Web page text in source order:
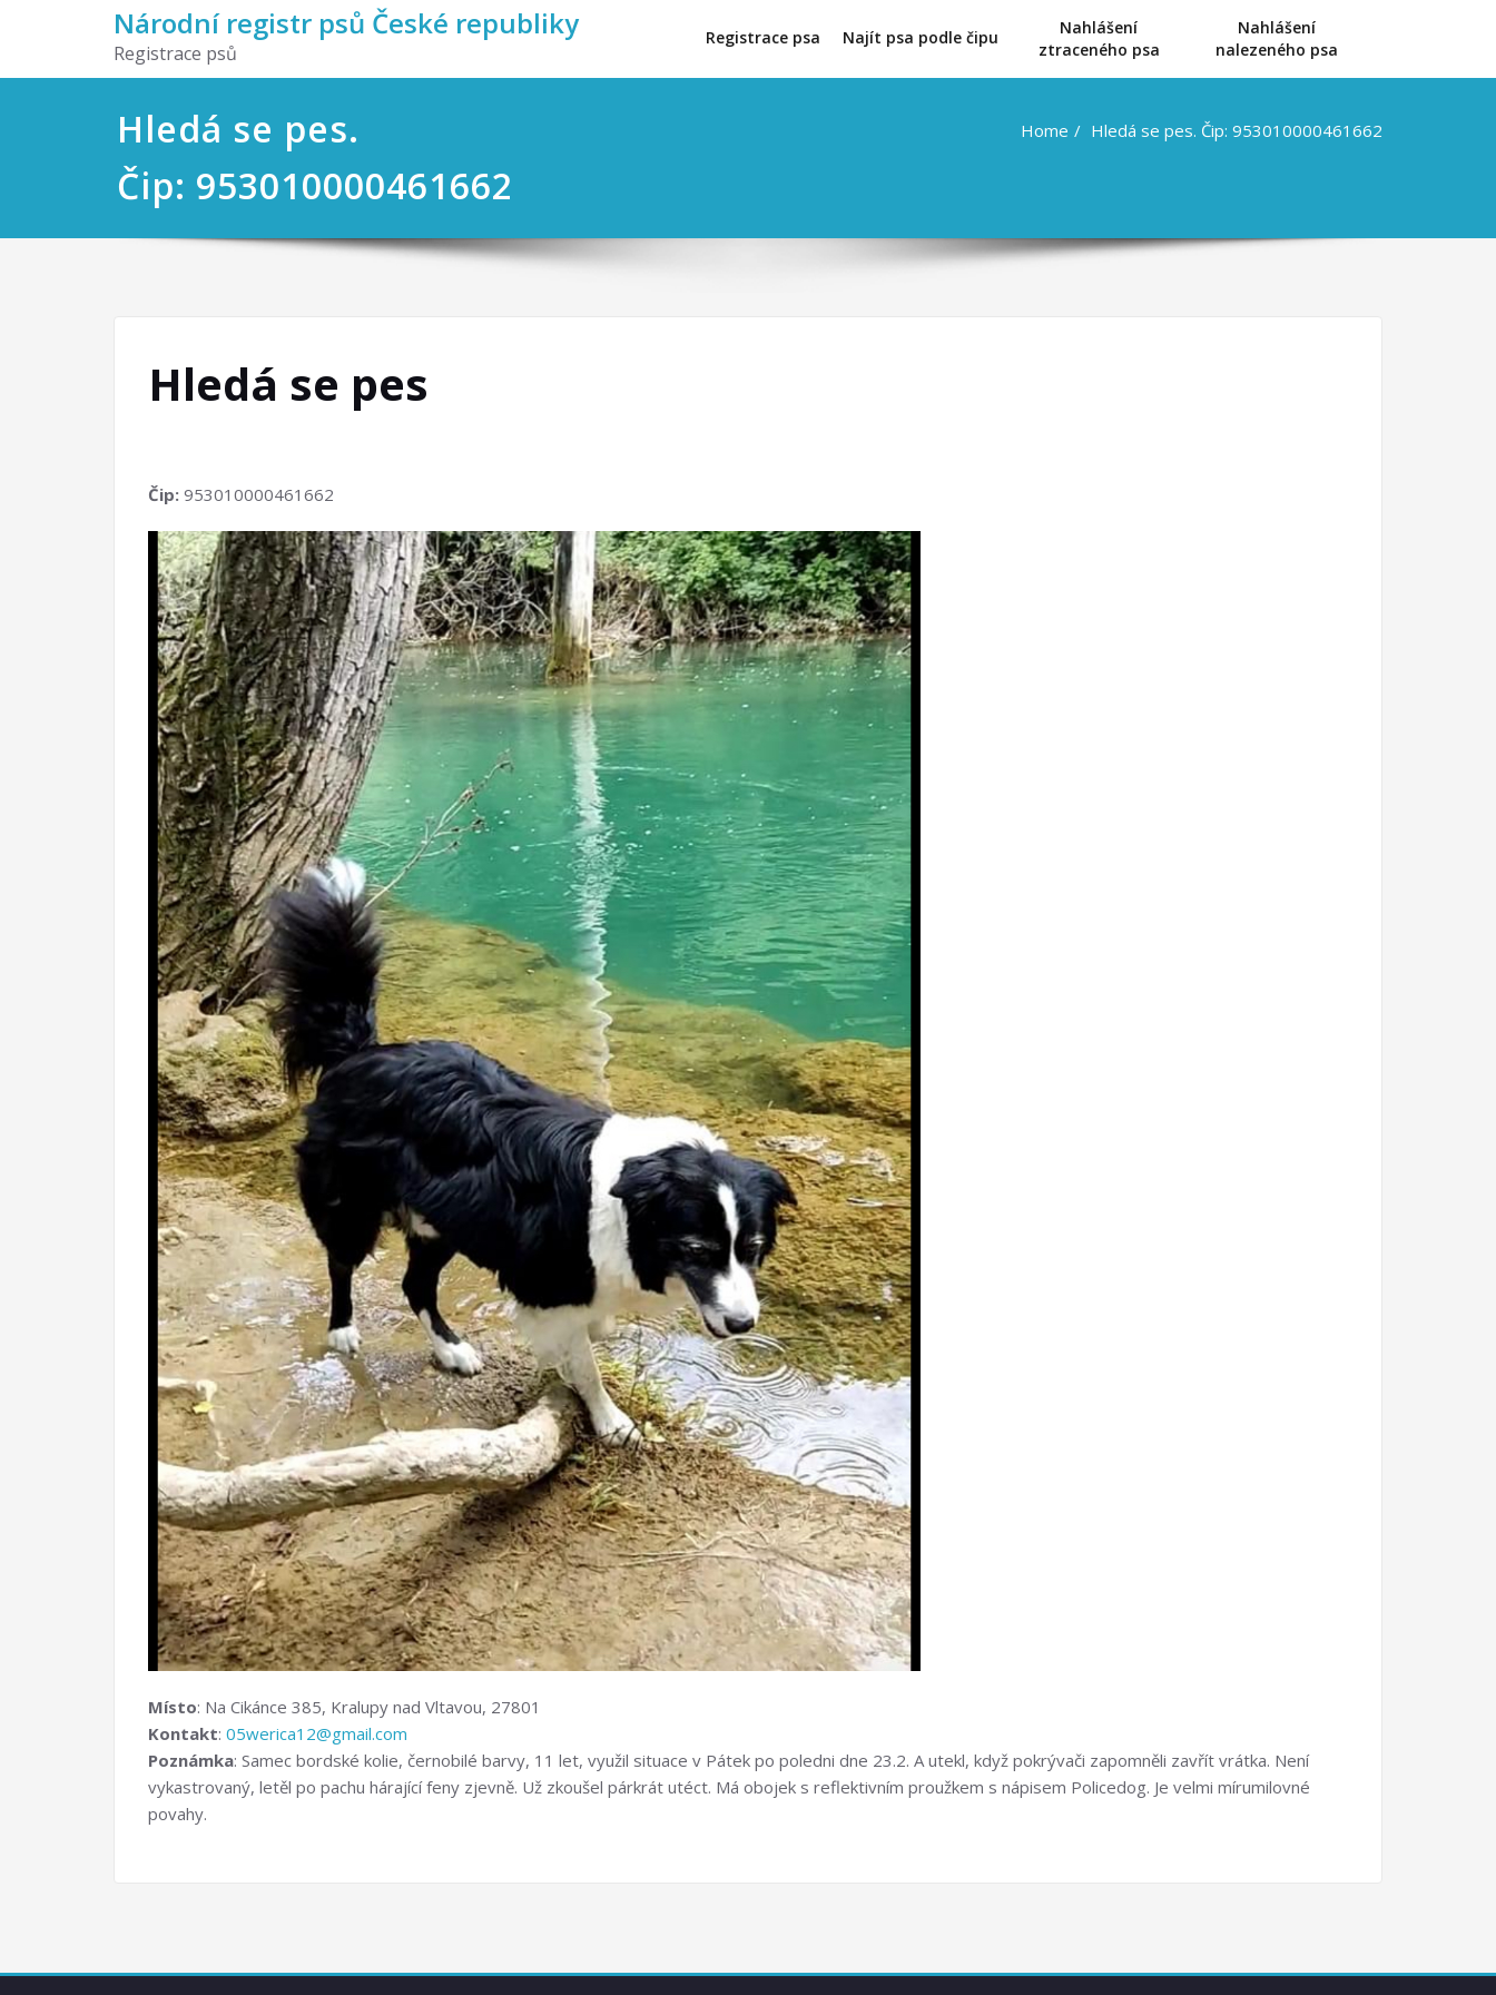
Národní registr psů České republiky
Registrace psů
Registrace psa Najít psa podle čipu
Nahlášení
ztraceného psa
Nahlášení
nalezeného psa
Hledá se pes.
Čip: 953010000461662
Home Hledá se pes. Čip: 953010000461662
Hledá se pes
Čip: 953010000461662
Místo: Na Cikánce 385, Kralupy nad Vltavou, 27801
Kontakt: 05werica12@gmail.com
Poznámka: Samec bordské kolie, černobilé barvy, 11 let, využil situace v Pátek po poledni dne 23.2. A utekl, když pokrývači zapomněli zavřít vrátka. Není
vykastrovaný, letěl po pachu hárající feny zjevně. Už zkoušel párkrát utéct. Má obojek s reflektivním proužkem s nápisem Policedog. Je velmi mírumilovné
povahy.